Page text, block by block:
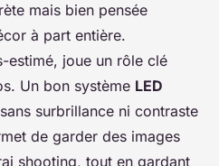
mais bien pensée
à part entière.
estimé, joue un rôle clé
Un bon système LED
surbrillance ni contraste
de garder des images
shooting, tout en gardant